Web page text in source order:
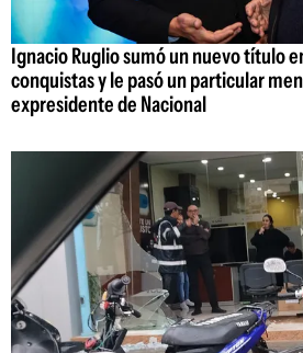
Ignacio Ruglio sumó un nuevo título
conquistas y le pasó un particular
expresidente de Nacional